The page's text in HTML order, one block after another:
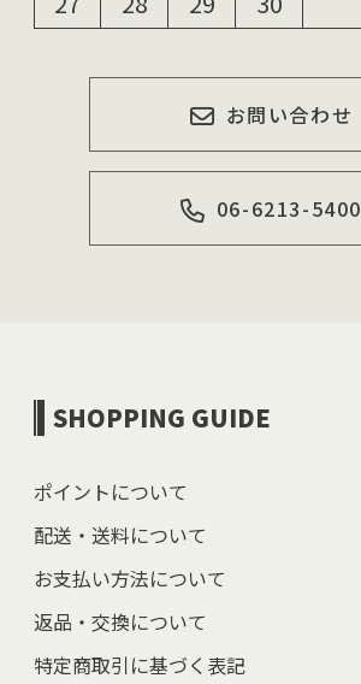
お問い合わせ
06-6213-5400
SHOPPING GUIDE
ポイントについて
配送・送料について
お支払い方法について
返品・交換について
特定商取引に基づく表記